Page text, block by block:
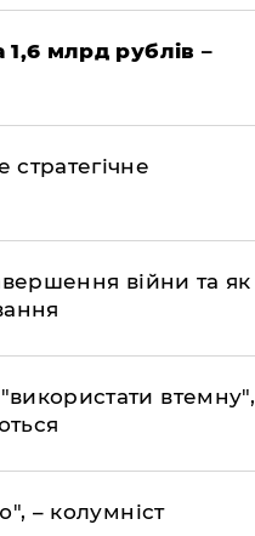
1,6 млрд рублів –
війни та як
втемну",
– колумніст